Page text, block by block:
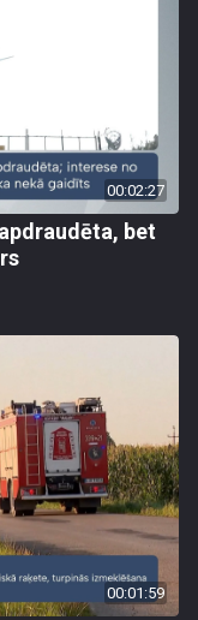
00:02:27
bet
00:01:59